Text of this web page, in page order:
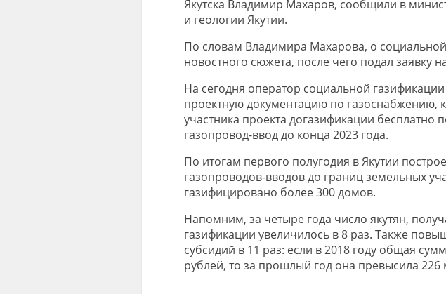
Якутска Владимир Махаров, сообщили в
и геологии Якутии.
По словам Владимира Махарова, о
новостного сюжета, после чего подал заявку
На сегодня оператор социальной
проектную документацию по газоснабжению,
участника проекта догазификации бесплатно
газопровод-ввод до конца 2023 года.
По итогам первого полугодия в Якутии
газопроводов-вводов до границ земельных
газифицировано более 300 домов.
Напомним, за четыре года число якутян,
газификации увеличилось в 8 раз. Также
субсидий в 11 раз: если в 2018 году общая
рублей, то за прошлый год она превысила 226